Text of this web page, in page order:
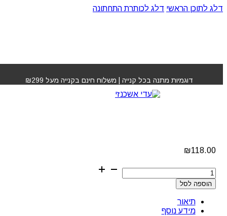
דלג לתוכן הראשי דלג לכותרת התחתונה
דוגמיות מתנה בכל קנייה | משלוח חינם בקנייה מעל ₪299
אבקה למילוי שיער דליל
₪118.00
כמות
של
אבקה
שיער
דליל
הוספה לסל
תיאור
מידע נוסף